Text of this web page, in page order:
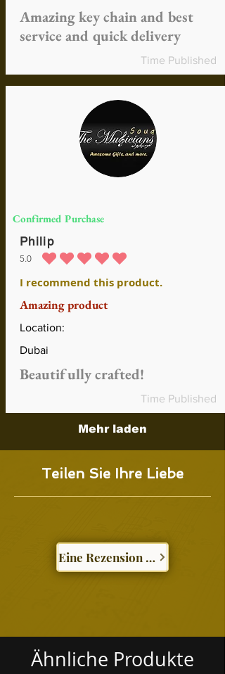
Amazing key chain and best
service and quick delivery
Time Published
Confirmed Purchase
Philip
5.0
durchschnittliches Rating ist 5 von 5
I recommend this product.
Amazing product
Location:
Dubai
Beautifully crafted!
Time Published
Mehr laden
Teilen Sie Ihre Liebe
Eine Rezension schreiben
Ähnliche Produkte